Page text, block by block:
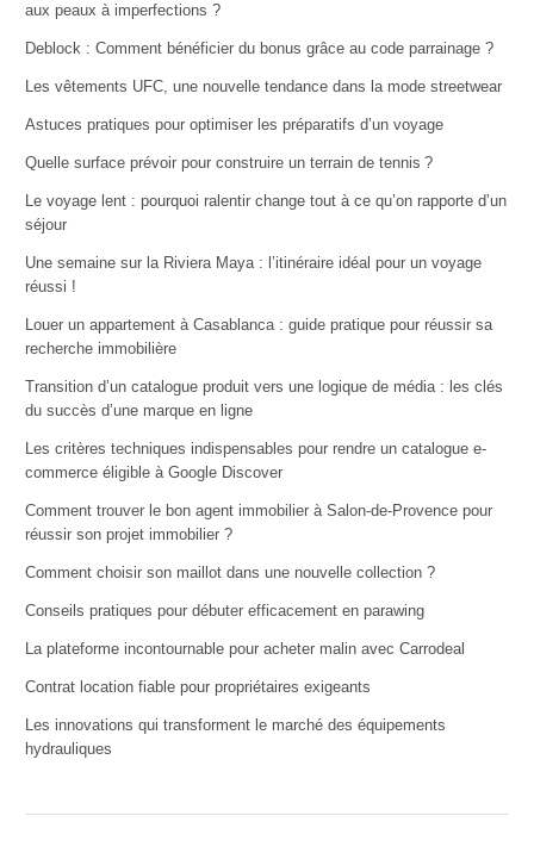
aux peaux à imperfections ?
Deblock : Comment bénéficier du bonus grâce au code parrainage ?
Les vêtements UFC, une nouvelle tendance dans la mode streetwear
Astuces pratiques pour optimiser les préparatifs d’un voyage
Quelle surface prévoir pour construire un terrain de tennis ?
Le voyage lent : pourquoi ralentir change tout à ce qu’on rapporte d’un
séjour
Une semaine sur la Riviera Maya : l’itinéraire idéal pour un voyage
réussi !
Louer un appartement à Casablanca : guide pratique pour réussir sa
recherche immobilière
Transition d’un catalogue produit vers une logique de média : les clés
du succès d’une marque en ligne
Les critères techniques indispensables pour rendre un catalogue e-
commerce éligible à Google Discover
Comment trouver le bon agent immobilier à Salon-de-Provence pour
réussir son projet immobilier ?
Comment choisir son maillot dans une nouvelle collection ?
Conseils pratiques pour débuter efficacement en parawing
La plateforme incontournable pour acheter malin avec Carrodeal
Contrat location fiable pour propriétaires exigeants
Les innovations qui transforment le marché des équipements
hydrauliques